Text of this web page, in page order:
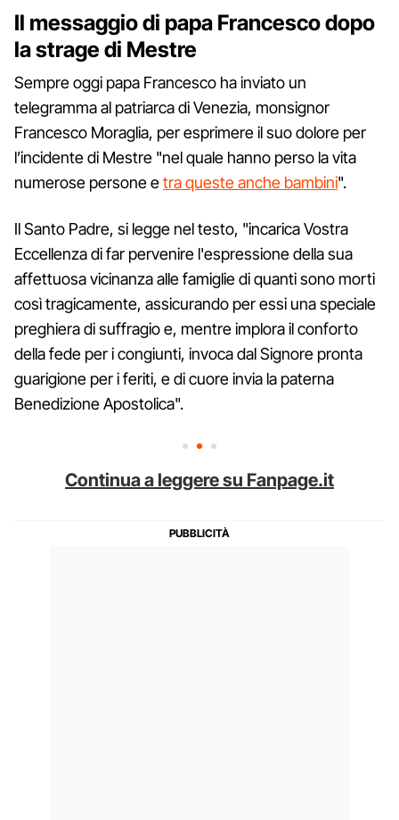
Il messaggio di papa Francesco dopo
la strage di Mestre
Sempre oggi papa Francesco ha inviato un
telegramma al patriarca di Venezia, monsignor
Francesco Moraglia, per esprimere il suo dolore per
l’incidente di Mestre "nel quale hanno perso la vita
numerose persone etra queste anche bambini".
Il Santo Padre, si legge nel testo, "incarica Vostra
Eccellenza di far pervenire l'espressione della sua
affettuosa vicinanza alle famiglie di quanti sono morti
così tragicamente, assicurando per essi una speciale
preghiera di suffragio e, mentre implora il conforto
della fede per i congiunti, invoca dal Signore pronta
guarigione per i feriti, e di cuore invia la paterna
Benedizione Apostolica".
Continua a leggere su Fanpage.it